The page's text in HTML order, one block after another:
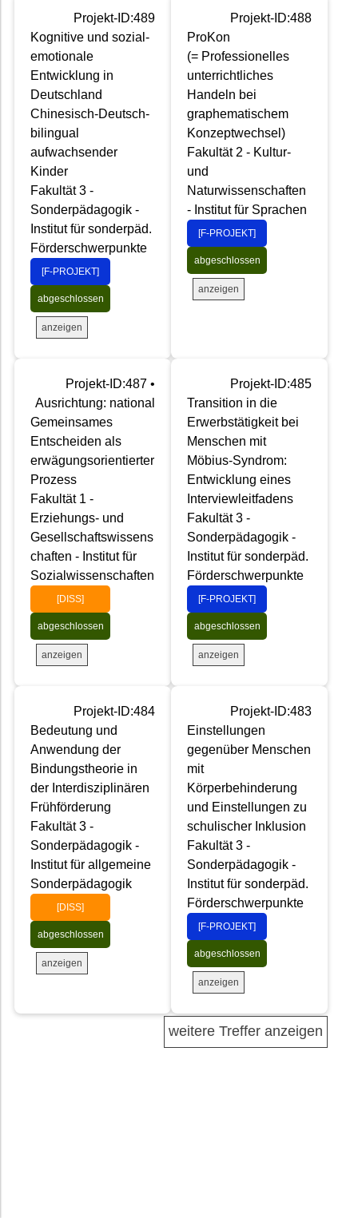
Projekt-ID:489
Kognitive und sozial-
emotionale
Entwicklung in
Deutschland
Chinesisch-Deutsch-
bilingual
aufwachsender
Kinder
Fakultät 3 -
Sonderpädagogik -
Institut für sonderpäd.
Förderschwerpunkte
[F-PROJEKT]
abgeschlossen
anzeigen
Projekt-ID:488
ProKon
(= Professionelles
unterrichtliches
Handeln bei
graphematischem
Konzeptwechsel)
Fakultät 2 - Kultur-
und
Naturwissenschaften
- Institut für Sprachen
[F-PROJEKT]
abgeschlossen
anzeigen
Projekt-ID:487 •
Ausrichtung: national
Gemeinsames
Entscheiden als
erwägungsorientierter
Prozess
Fakultät 1 -
Erziehungs- und
Gesellschaftswissens
chaften - Institut für
Sozialwissenschaften
[DISS]
abgeschlossen
anzeigen
Projekt-ID:485
Transition in die
Erwerbstätigkeit bei
Menschen mit
Möbius-Syndrom:
Entwicklung eines
Interviewleitfadens
Fakultät 3 -
Sonderpädagogik -
Institut für sonderpäd.
Förderschwerpunkte
[F-PROJEKT]
abgeschlossen
anzeigen
Projekt-ID:484
Bedeutung und
Anwendung der
Bindungstheorie in
der Interdisziplinären
Frühförderung
Fakultät 3 -
Sonderpädagogik -
Institut für allgemeine
Sonderpädagogik
[DISS]
abgeschlossen
anzeigen
Projekt-ID:483
Einstellungen
gegenüber Menschen
mit
Körperbehinderung
und Einstellungen zu
schulischer Inklusion
Fakultät 3 -
Sonderpädagogik -
Institut für sonderpäd.
Förderschwerpunkte
[F-PROJEKT]
abgeschlossen
anzeigen